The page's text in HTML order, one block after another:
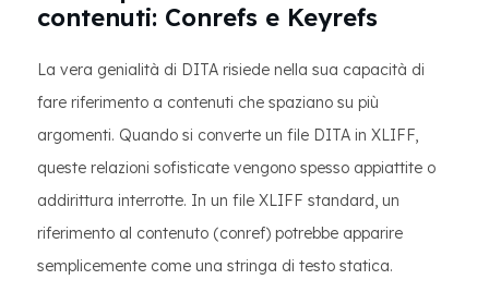
contenuti: Conrefs e Keyrefs
La vera genialità di DITA risiede nella sua capacità di
fare riferimento a contenuti che spaziano su più
argomenti. Quando si converte un file DITA in XLIFF,
queste relazioni sofisticate vengono spesso appiattite o
addirittura interrotte. In un file XLIFF standard, un
riferimento al contenuto (conref) potrebbe apparire
semplicemente come una stringa di testo statica.